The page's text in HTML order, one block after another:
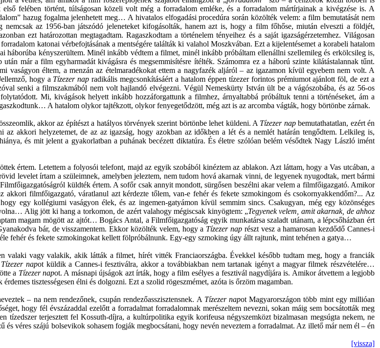
felében történt, túlságosan közeli volt még a forradalom emléke, és a forradalom mártírjainak a kivégzése is. A
hazug fogalma jelenhetett meg… A hivatalos elfogadási procedúra során közölték velem: a film bemutatását nem
az 1956-ban játszódó jeleneteket kifogásolták, hanem azt is, hogy a film főhőse, miután elveszti a földjét,
ezt határozottan megtagadtam. Ragaszkodtam a történelem tényeihez és a saját igazságérzetemhez. Világosan
katonai vérbefojtásának a mentségére találták ki valahol Moszkvában. Ezt a kijelentésemet a korabeli hatalom
kényszerültem. Minél inkább védtem a filmet, minél inkább próbáltam ellenállni szellemileg és erkölcsileg is,
már a film egyharmadát kivágásra és megsemmisítésre ítélték. Számomra ez a háború szinte kilátástalannak tűnt.
vaságyon éltem, a menzán az ételmaradékokat ettem a nagyfazék aljáról – az igazamon kívül egyebem nem volt. A
hogy a Tízezer nap radikális megcsonkításáért a hatalom éppen tízezer forintos prémiumot ajánlott föl, de ezt a
senki a filmszakmából nem volt hajlandó elvégezni. Végül Nemeskürty István ült be a vágószobába, és az 56-os
Mi, kivágások helyett inkább hozzáforgattunk a filmhez, árnyaltabbá próbáltuk tenni a történéseket, ám a
A hatalom olykor tajtékzott, olykor fenyegetődzött, még azt is az arcomba vágták, hogy börtönbe zárnak.
akkor az építészt a hatályos törvények szerint börtönbe lehet küldeni. A Tízezer napbemutathatatlan, ezért én
akkori helyzetemet, de az az igazság, hogy azokban az időkben a lét és a nemlét határán tengődtem. Lelkileg is,
és mit jelent a gyakorlatban a puhának becézett diktatúra. És életre szólóan belém vésődtek Nagy László imént
értem. Letettem a folyosói telefont, majd az egyik szobából kinéztem az ablakon. Azt láttam, hogy a Vas utcában, a
levelet írtam a szüleimnek, amelyben jeleztem, nem tudom hová akarnak vinni, de legyenek nyugodtak, mert bármi
küldték értem. A sofőr csak annyit mondott, sürgősen beszélni akar velem a filmfőigazgató. Amikor
akkori filmfőigazgató, váratlanul azt kérdezte tőlem, van-e fehér és fekete szmokingom és csokornyakkendőm?... Az
egy kollégiumi vaságyon élek, és az ingemen-gatyámon kívül semmim sincs. Csakugyan, még egy közönséges
Alig jött ki hang a torkomon, de azért valahogy mégiscsak kinyögtem: „Tegyenek velem, amit akarnak, de ahhoz
magam mögött az ajtót… Bogács Antal, a Filmfőigazgatóság egyik munkatársa szaladt utánam, a lépcsőházban ért
bár, de visszamentem. Ekkor közölték velem, hogy a Tízezer nap részt vesz a hamarosan kezdődő Cannes-i
fehér és fekete szmokingokat kellett fölpróbálnunk. Egy-egy szmoking úgy állt rajtunk, mint tehénen a gatya…
vagy valakik, akik látták a filmet, hírét vitték Franciaországba. Évekkel később tudtam meg, hogy a franciák
Tízezer napot küldik a Cannes-i fesztiválra, akkor a továbbiakban nem tartanak igényt a magyar filmek részvételére…
a Tízezer napot. A másnapi újságok azt írták, hogy a film esélyes a fesztivál nagydíjára is. Amikor átvettem a legjobb
tisztességesen élni és dolgozni. Ezt a szolid rögeszmémet, azóta is őrzöm magamban.
– na nem rendezőnek, csupán rendezőasszisztensnek. A Tízezer napot Magyarországon több mint egy millióan
hogy fél évszázaddal ezelőtt a forradalmat forradalomnak merészeltem nevezni, sokan máig sem bocsátották meg
tízedszer terjesztett fel Kossuth-díjra, a kultúrpolitika egyik korifeusa négyszemközt bizalmasan megsúgta nekem, ne
és véres szájú bolsevikok sohasem fogják megbocsátani, hogy nevén neveztem a forradalmat. Az illető már nem él – én
[vissza]